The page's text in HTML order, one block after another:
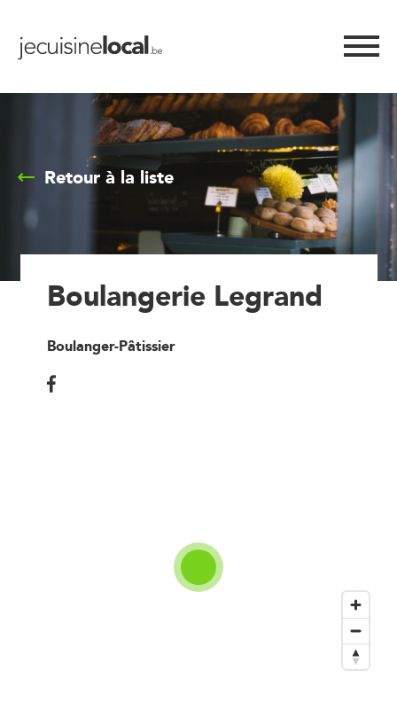
Retour à la liste
Boulangerie Legrand
Boulanger-Pâtissier